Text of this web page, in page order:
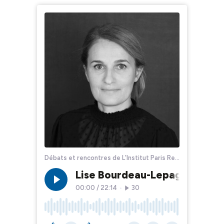
Débats et rencontres de L'Institut Paris Region
Lise Bourdeau-Lepage :
00:00 / 22:14 30